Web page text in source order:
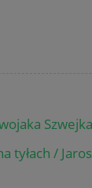
tyłach /